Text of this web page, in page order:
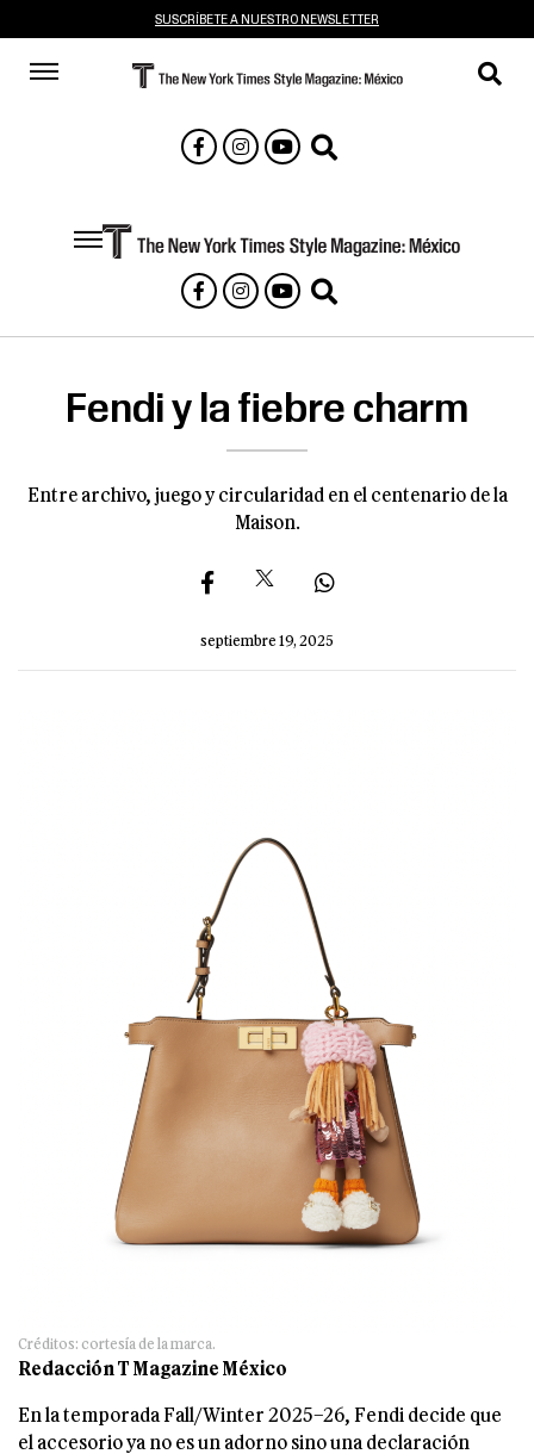
SUSCRÍBETE A NUESTRO NEWSLETTER
Fendi y la fiebre charm
Entre archivo, juego y circularidad en el centenario de la
Maison.
septiembre 19, 2025
Créditos: cortesía de la marca.
Redacción T Magazine México
En la temporada Fall/Winter 2025–26, Fendi decide que
el accesorio ya no es un adorno sino una declaración